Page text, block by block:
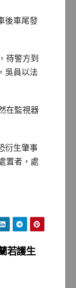
後車尾發
待警方到
吳員以法
在監視器
衍生肇事
置者，處
若護生